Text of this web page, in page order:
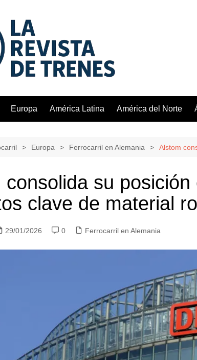
Europa América Latina América del Norte
Europa Ferrocarril en Alemania Alstom
consolida su
clave de material
29/01/2026 0 Ferrocarril en Alemania